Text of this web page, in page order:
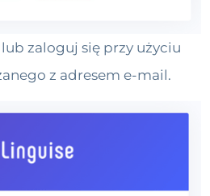
lub zaloguj się przy użyciu
z adresem e-mail.